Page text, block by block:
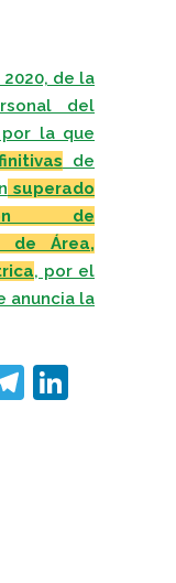
de la
del
por la que
de
superado
de
de Área,
, por el
anuncia la